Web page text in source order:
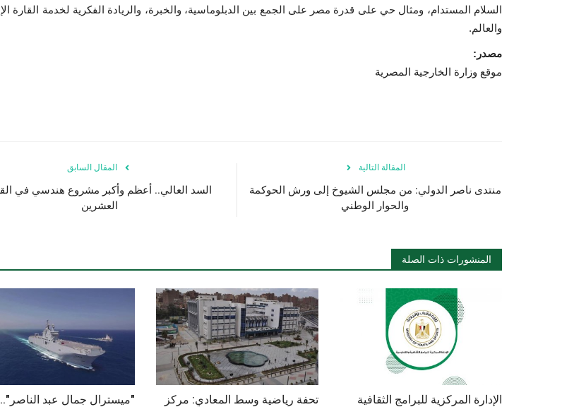
السلام المستدام، ومثال حي على قدرة مصر على الجمع بين الدبلوماسية، والخبرة، والريادة الفكرية لخدمة القارة
والعالم.
مصدر:
موقع وزارة الخارجية المصرية
المقال السابق
السد العالي.. أعظم وأكبر مشروع هندسي في
العشرين
المقالة التالية
منتدى ناصر الدولي: من مجلس الشيوخ إلى ورش الحوكمة
والحوار الوطني
المنشورات ذات الصلة
الإدارة المركزية للبرامج الثقافية
تحفة رياضية وسط المعادي: مركز
"ميسترال جمال عبد